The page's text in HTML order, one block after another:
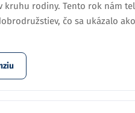
rodiny. Tento rok nám
čo sa ukázalo